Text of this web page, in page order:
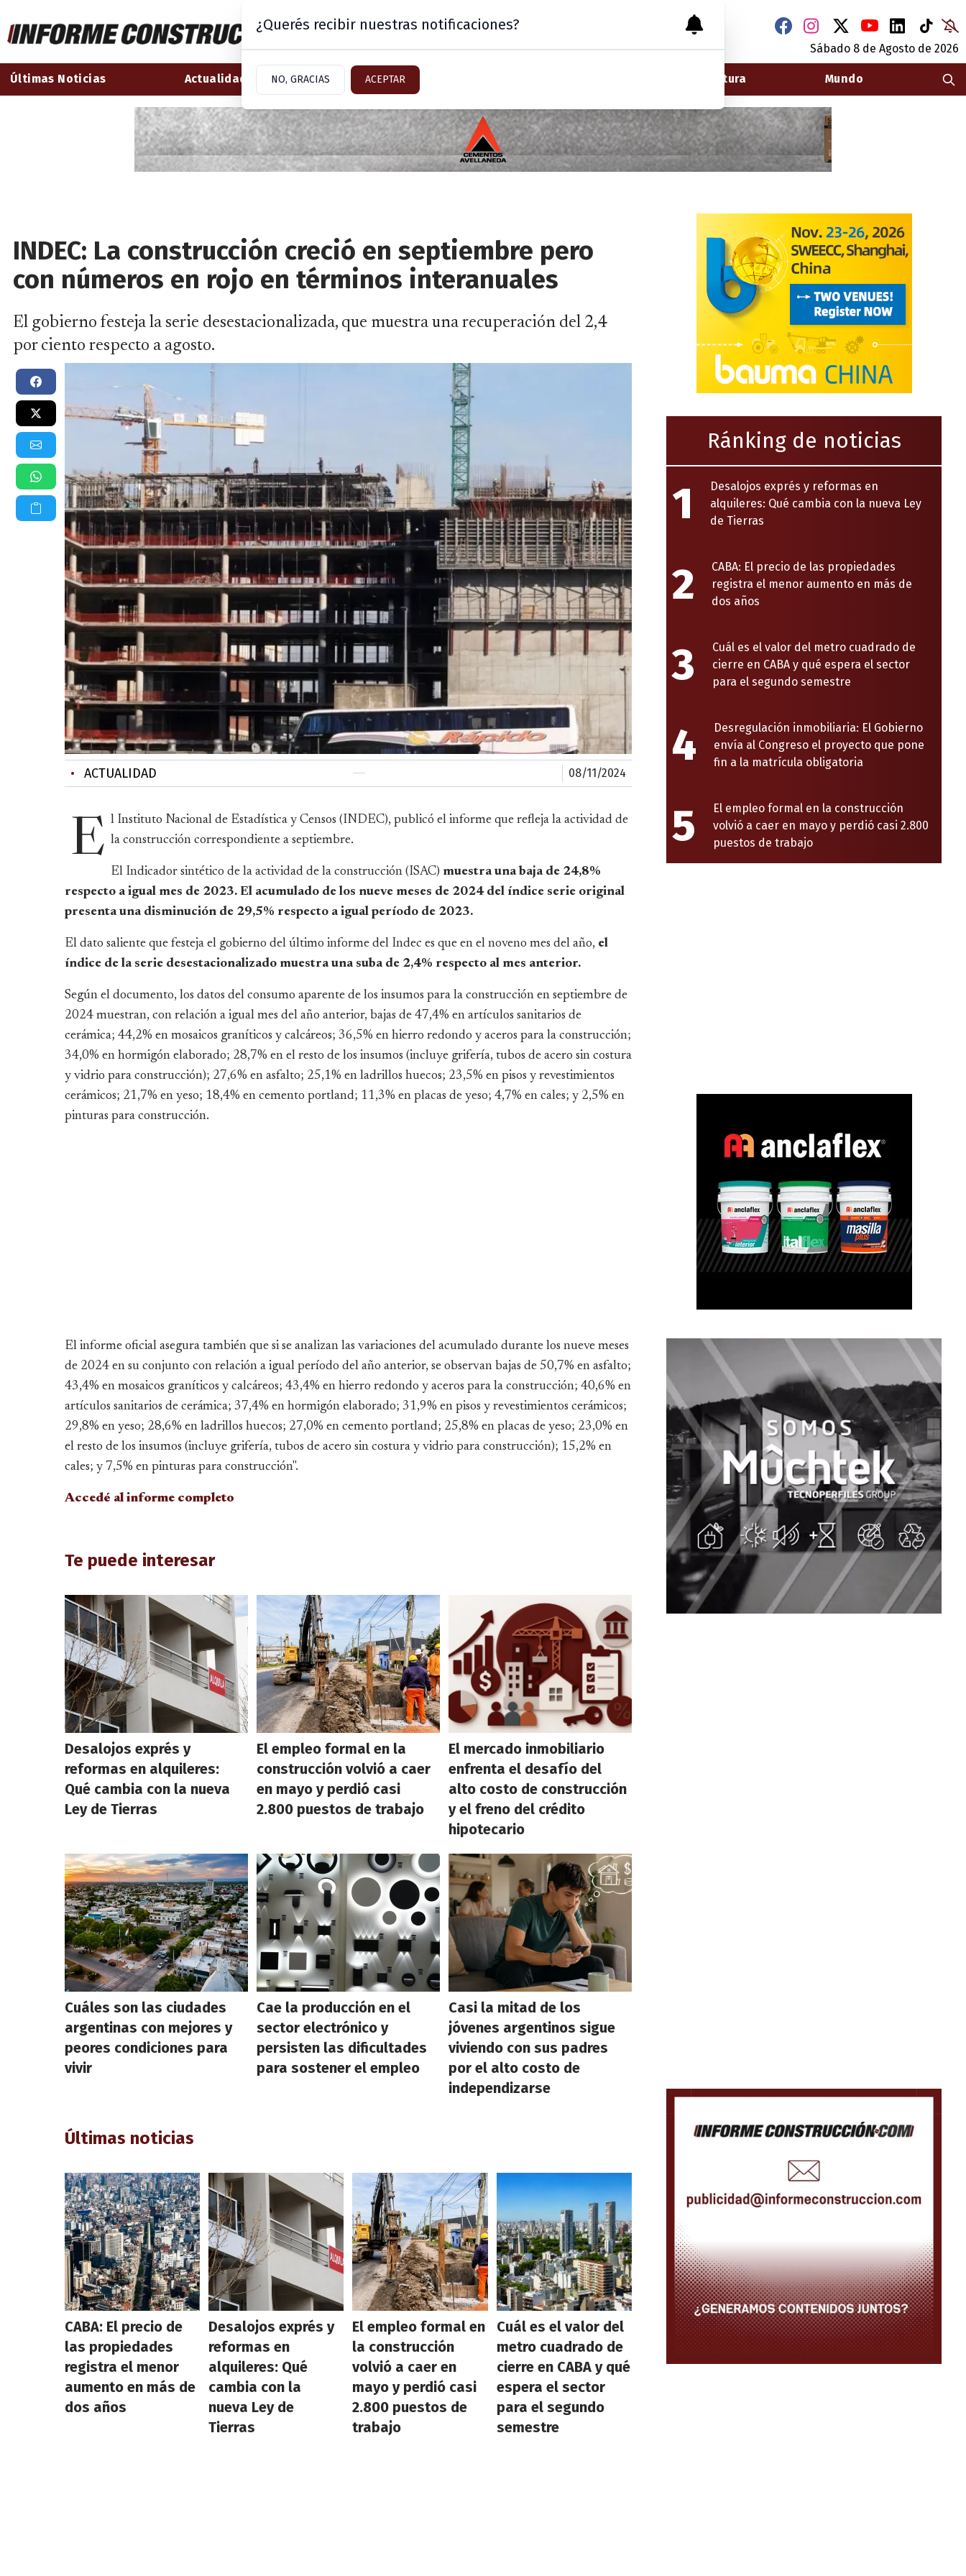
Sábado 8 de Agosto de 2026
Últimas Noticias Actualidad Mercado Arquitectura Mundo
INDEC: La construcción creció en septiembre pero
con números en rojo en términos interanuales
El gobierno festeja la serie desestacionalizada, que muestra una recuperación del 2,4
por ciento respecto a agosto.
• ACTUALIDAD 08/11/2024
E l Instituto Nacional de Estadística y Censos (INDEC), publicó el informe que refleja la actividad de
la construcción correspondiente a septiembre.
El Indicador sintético de la actividad de la construcción (ISAC) muestra una baja de 24,8%
respecto a igual mes de 2023. El acumulado de los nueve meses de 2024 del índice serie original
presenta una disminución de 29,5% respecto a igual período de 2023.
El dato saliente que festeja el gobierno del último informe del Indec es que en el noveno mes del año, el
índice de la serie desestacionalizado muestra una suba de 2,4% respecto al mes anterior.
Según el documento, los datos del consumo aparente de los insumos para la construcción en septiembre de
2024 muestran, con relación a igual mes del año anterior, bajas de 47,4% en artículos sanitarios de
cerámica; 44,2% en mosaicos graníticos y calcáreos; 36,5% en hierro redondo y aceros para la construcción;
34,0% en hormigón elaborado; 28,7% en el resto de los insumos (incluye grifería, tubos de acero sin costura
y vidrio para construcción); 27,6% en asfalto; 25,1% en ladrillos huecos; 23,5% en pisos y revestimientos
cerámicos; 21,7% en yeso; 18,4% en cemento portland; 11,3% en placas de yeso; 4,7% en cales; y 2,5% en
pinturas para construcción.
El informe oficial asegura también que si se analizan las variaciones del acumulado durante los nueve meses
de 2024 en su conjunto con relación a igual período del año anterior, se observan bajas de 50,7% en asfalto;
43,4% en mosaicos graníticos y calcáreos; 43,4% en hierro redondo y aceros para la construcción; 40,6% en
artículos sanitarios de cerámica; 37,4% en hormigón elaborado; 31,9% en pisos y revestimientos cerámicos;
29,8% en yeso; 28,6% en ladrillos huecos; 27,0% en cemento portland; 25,8% en placas de yeso; 23,0% en
el resto de los insumos (incluye grifería, tubos de acero sin costura y vidrio para construcción); 15,2% en
cales; y 7,5% en pinturas para construcción".
Accedé al informe completo
Te puede interesar
Desalojos exprés y
reformas en alquileres:
Qué cambia con la nueva
Ley de Tierras
El empleo formal en la
construcción volvió a caer
en mayo y perdió casi
2.800 puestos de trabajo
El mercado inmobiliario
enfrenta el desafío del
alto costo de construcción
y el freno del crédito
hipotecario
Cuáles son las ciudades
argentinas con mejores y
peores condiciones para
vivir
Cae la producción en el
sector electrónico y
persisten las dificultades
para sostener el empleo
Casi la mitad de los
jóvenes argentinos sigue
viviendo con sus padres
por el alto costo de
independizarse
Últimas noticias
CABA: El precio de
las propiedades
registra el menor
aumento en más de
dos años
Desalojos exprés y
reformas en
alquileres: Qué
cambia con la
nueva Ley de
Tierras
El empleo formal en
la construcción
volvió a caer en
mayo y perdió casi
2.800 puestos de
trabajo
Cuál es el valor del
metro cuadrado de
cierre en CABA y qué
espera el sector
para el segundo
semestre
Ránking de noticias
1
Desalojos exprés y reformas en
alquileres: Qué cambia con la nueva Ley
de Tierras
2
CABA: El precio de las propiedades
registra el menor aumento en más de
dos años
3
Cuál es el valor del metro cuadrado de
cierre en CABA y qué espera el sector
para el segundo semestre
4
Desregulación inmobiliaria: El Gobierno
envía al Congreso el proyecto que pone
fin a la matrícula obligatoria
5
El empleo formal en la construcción
volvió a caer en mayo y perdió casi 2.800
puestos de trabajo
¿Querés recibir nuestras notificaciones?
NO, GRACIAS ACEPTAR